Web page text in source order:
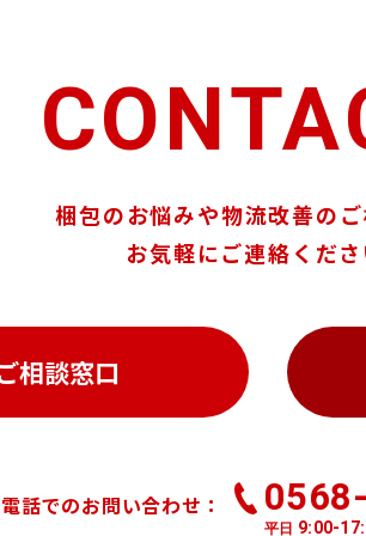
梱包のお悩みや物流改善のご
お気軽にご連絡くださ
相談窓口
話でのお問い合わせ：
平日 9:00-